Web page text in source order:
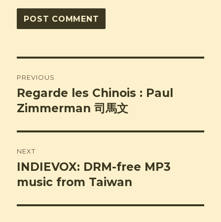
navigation
PREVIOUS
Previous
post:
Regarde les Chinois : Paul
Zimmerman 司馬文
NEXT
Next
post:
INDIEVOX: DRM-free MP3
music from Taiwan